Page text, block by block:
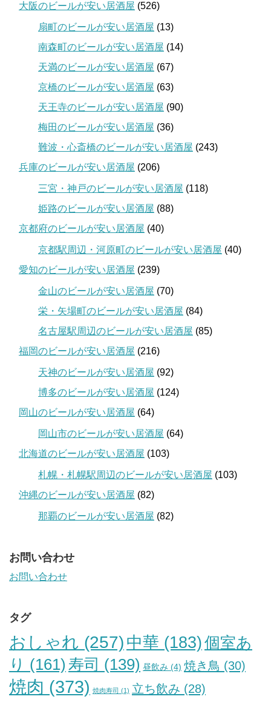
大阪のビールが安い居酒屋 (526)
扇町のビールが安い居酒屋 (13)
南森町のビールが安い居酒屋 (14)
天満のビールが安い居酒屋 (67)
京橋のビールが安い居酒屋 (63)
天王寺のビールが安い居酒屋 (90)
梅田のビールが安い居酒屋 (36)
難波・心斎橋のビールが安い居酒屋 (243)
兵庫のビールが安い居酒屋 (206)
三宮・神戸のビールが安い居酒屋 (118)
姫路のビールが安い居酒屋 (88)
京都府のビールが安い居酒屋 (40)
京都駅周辺・河原町のビールが安い居酒屋 (40)
愛知のビールが安い居酒屋 (239)
金山のビールが安い居酒屋 (70)
栄・矢場町のビールが安い居酒屋 (84)
名古屋駅周辺のビールが安い居酒屋 (85)
福岡のビールが安い居酒屋 (216)
天神のビールが安い居酒屋 (92)
博多のビールが安い居酒屋 (124)
岡山のビールが安い居酒屋 (64)
岡山市のビールが安い居酒屋 (64)
北海道のビールが安い居酒屋 (103)
札幌・札幌駅周辺のビールが安い居酒屋 (103)
沖縄のビールが安い居酒屋 (82)
那覇のビールが安い居酒屋 (82)
お問い合わせ
お問い合わせ
タグ
おしゃれ (257) 中華 (183)個室あ
り (161) 寿司 (139) 昼飲み (4) 焼き鳥 (30)
焼肉 (373) 焼肉寿司 (1) 立ち飲み (28)